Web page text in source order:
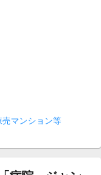
マンション等